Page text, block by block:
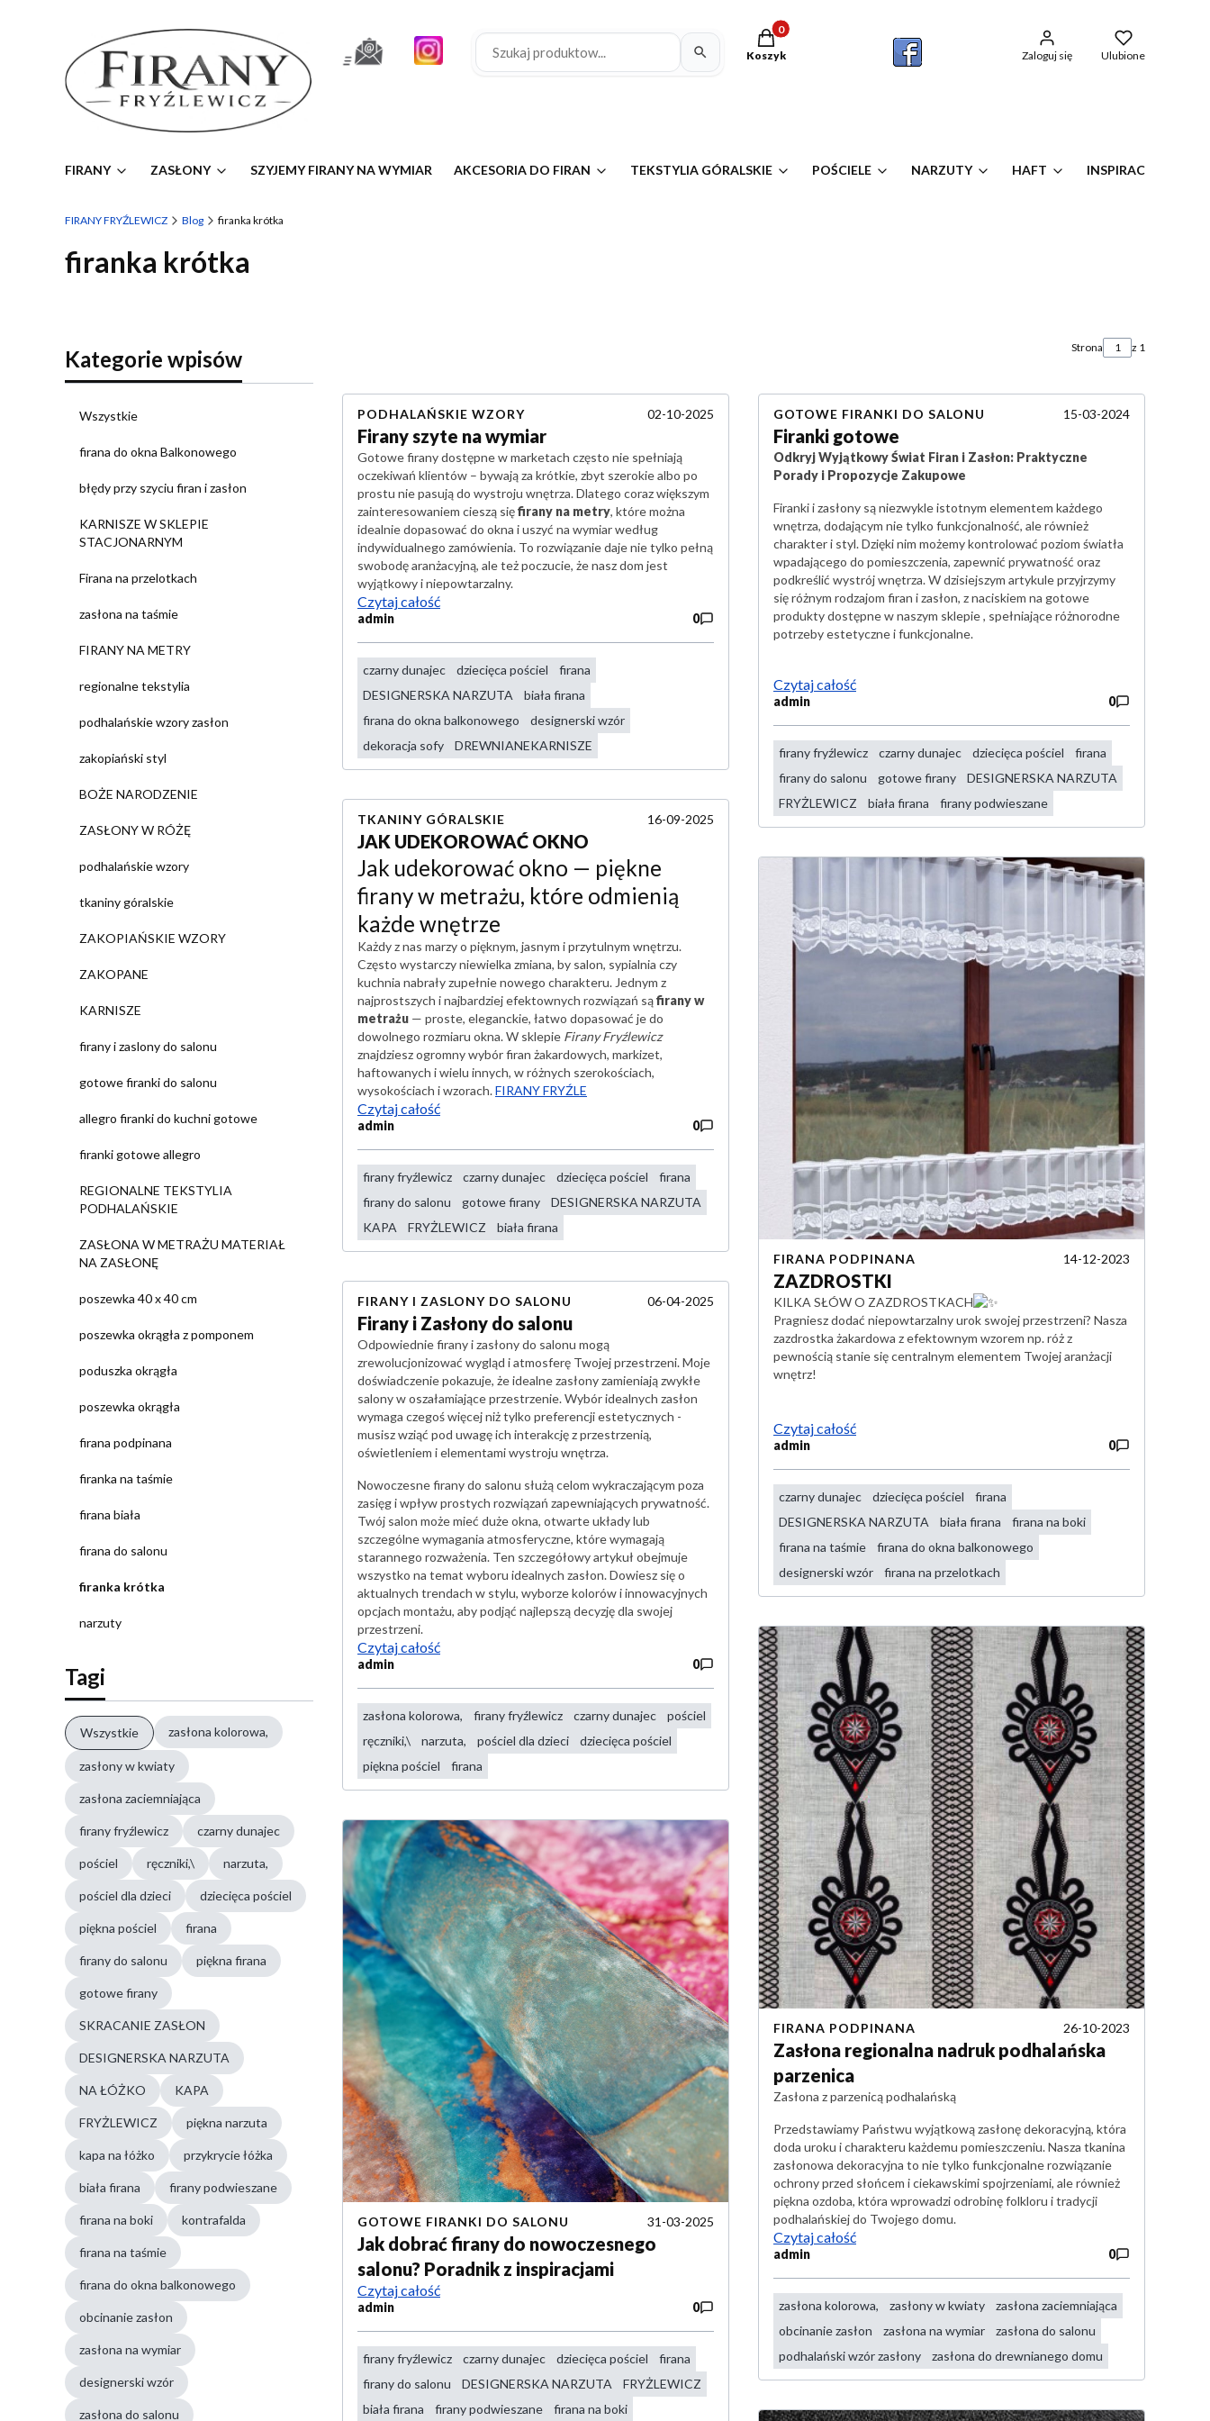
Produkty w koszyku: 0. Zobacz szczegóły
Koszyk Zaloguj się Ulubione
FIRANY ZASŁONY SZYJEMY FIRANY NA WYMIAR AKCESORIA DO FIRAN TEKSTYLIA GÓRALSKIE POŚCIELE NARZUTY HAFT INSPIRACJE
FIRANY FRYŹLEWICZ Blog firanka krótka
firanka krótka
Kategorie wpisów
Wszystkie
firana do okna Balkonowego
błędy przy szyciu firan i zasłon
KARNISZE W SKLEPIE
STACJONARNYM
Firana na przelotkach
zasłona na taśmie
FIRANY NA METRY
regionalne tekstylia
podhalańskie wzory zasłon
zakopiański styl
BOŻE NARODZENIE
ZASŁONY W RÓŻĘ
podhalańskie wzory
tkaniny góralskie
ZAKOPIAŃSKIE WZORY
ZAKOPANE
KARNISZE
firany i zaslony do salonu
gotowe firanki do salonu
allegro firanki do kuchni gotowe
firanki gotowe allegro
REGIONALNE TEKSTYLIA
PODHALAŃSKIE
ZASŁONA W METRAŻU MATERIAŁ
NA ZASŁONĘ
poszewka 40 x 40 cm
poszewka okrągła z pomponem
poduszka okrągła
poszewka okrągła
firana podpinana
firanka na taśmie
firana biała
firana do salonu
firanka krótka
narzuty
Tagi
Wszystkie zasłona kolorowa,
zasłony w kwiaty
zasłona zaciemniająca
firany fryźlewicz czarny dunajec
pościel ręczniki,\ narzuta,
pościel dla dzieci dziecięca pościel
piękna pościel firana
firany do salonu piękna firana
gotowe firany
SKRACANIE ZASŁON
DESIGNERSKA NARZUTA
NA ŁÓŻKO KAPA
FRYŻLEWICZ piękna narzuta
kapa na łóżko przykrycie łóżka
biała firana firany podwieszane
firana na boki kontrafalda
firana na taśmie
firana do okna balkonowego
obcinanie zasłon
zasłona na wymiar
designerski wzór
zasłona do salonu
Strona z 1
PODHALAŃSKIE WZORY 02-10-2025
Firany szyte na wymiar
Gotowe firany dostępne w marketach często nie spełniają
oczekiwań klientów – bywają za krótkie, zbyt szerokie albo po
prostu nie pasują do wystroju wnętrza. Dlatego coraz większym
zainteresowaniem cieszą sięfirany na metry, które można
idealnie dopasować do okna i uszyć na wymiar według
indywidualnego zamówienia. To rozwiązanie daje nie tylko pełną
swobodę aranżacyjną, ale też poczucie, że nasz dom jest
wyjątkowy i niepowtarzalny.
Czytaj całość
admin 0
czarny dunajec dziecięca pościel
firana
DESIGNERSKA NARZUTA
biała firana
firana do okna balkonowego
designerski wzór
dekoracja sofy
DREWNIANEKARNISZE
TKANINY GÓRALSKIE 16-09-2025
JAK UDEKOROWAĆ OKNO
Jak udekorować okno — piękne
firany w metrażu, które odmienią
każde wnętrze
Każdy z nas marzy o pięknym, jasnym i przytulnym wnętrzu.
Często wystarczy niewielka zmiana, by salon, sypialnia czy
kuchnia nabrały zupełnie nowego charakteru. Jednym z
najprostszych i najbardziej efektownych rozwiązań sąfirany w
metrażu — proste, eleganckie, łatwo dopasować je do
dowolnego rozmiaru okna. W sklepie Firany Fryźlewicz
znajdziesz ogromny wybór firan żakardowych, markizet,
haftowanych i wielu innych, w różnych szerokościach,
wysokościach i wzorach.FIRANY FRYŹLE
Czytaj całość
admin 0
firany fryźlewicz czarny dunajec dziecięca pościel
firana
firany do salonu
gotowe firany
DESIGNERSKA NARZUTA
KAPA
FRYŻLEWICZ biała firana
FIRANY I ZASLONY DO SALONU 06-04-2025
Firany i Zasłony do salonu
Odpowiednie firany i zasłony do salonu mogą
zrewolucjonizować wygląd i atmosferę Twojej przestrzeni. Moje
doświadczenie pokazuje, że idealne zasłony zamieniają zwykłe
salony w oszałamiające przestrzenie. Wybór idealnych zasłon
wymaga czegoś więcej niż tylko preferencji estetycznych -
musisz wziąć pod uwagę ich interakcję z przestrzenią,
oświetleniem i elementami wystroju wnętrza.
Nowoczesne firany do salonu służą celom wykraczającym poza
zasięg i wpływ prostych rozwiązań zapewniających prywatność.
Twój salon może mieć duże okna, otwarte układy lub
szczególne wymagania atmosferyczne, które wymagają
starannego rozważenia. Ten szczegółowy artykuł obejmuje
wszystko na temat wyboru idealnych zasłon. Dowiesz się o
aktualnych trendach w stylu, wyborze kolorów i innowacyjnych
opcjach montażu, aby podjąć najlepszą decyzję dla swojej
przestrzeni.
Czytaj całość
admin 0
zasłona kolorowa, firany fryźlewicz czarny dunajec
pościel
ręczniki,\
narzuta, pościel dla dzieci
dziecięca pościel
piękna pościel
firana
GOTOWE FIRANKI DO SALONU 31-03-2025
Jak dobrać firany do nowoczesnego
salonu? Poradnik z inspiracjami
Czytaj całość
admin 0
firany fryźlewicz czarny dunajec dziecięca pościel
firana
firany do salonu
DESIGNERSKA NARZUTA
FRYŻLEWICZ
biała firana
firany podwieszane firana na boki
GOTOWE FIRANKI DO SALONU 15-03-2024
Firanki gotowe
Odkryj Wyjątkowy Świat Firan i Zasłon: Praktyczne
Porady i Propozycje Zakupowe
Firanki i zasłony są niezwykle istotnym elementem każdego
wnętrza, dodającym nie tylko funkcjonalność, ale również
charakter i styl. Dzięki nim możemy kontrolować poziom światła
wpadającego do pomieszczenia, zapewnić prywatność oraz
podkreślić wystrój wnętrza. W dzisiejszym artykule przyjrzymy
się różnym rodzajom firan i zasłon, z naciskiem na gotowe
produkty dostępne w naszym sklepie , spełniające różnorodne
potrzeby estetyczne i funkcjonalne.
Czytaj całość
admin 0
firany fryźlewicz czarny dunajec dziecięca pościel
firana
firany do salonu
gotowe firany
DESIGNERSKA NARZUTA
FRYŻLEWICZ
biała firana firany podwieszane
FIRANA PODPINANA 14-12-2023
ZAZDROSTKI
KILKA SŁÓW O ZAZDROSTKACH
Pragniesz dodać niepowtarzalny urok swojej przestrzeni? Nasza
zazdrostka żakardowa z efektownym wzorem np. róż z
pewnością stanie się centralnym elementem Twojej aranżacji
wnętrz!
Czytaj całość
admin 0
czarny dunajec dziecięca pościel
firana
DESIGNERSKA NARZUTA
biała firana
firana na boki
firana na taśmie
firana do okna balkonowego
designerski wzór
firana na przelotkach
FIRANA PODPINANA 26-10-2023
Zasłona regionalna nadruk podhalańska
parzenica
Zasłona z parzenicą podhalańską
Przedstawiamy Państwu wyjątkową zasłonę dekoracyjną, która
doda uroku i charakteru każdemu pomieszczeniu. Nasza tkanina
zasłonowa dekoracyjna to nie tylko funkcjonalne rozwiązanie
ochrony przed słońcem i ciekawskimi spojrzeniami, ale również
piękna ozdoba, która wprowadzi odrobinę folkloru i tradycji
podhalańskiej do Twojego domu.
Czytaj całość
admin 0
zasłona kolorowa, zasłony w kwiaty
zasłona zaciemniająca
obcinanie zasłon
zasłona na wymiar
zasłona do salonu
podhalański wzór zasłony
zasłona do drewnianego domu